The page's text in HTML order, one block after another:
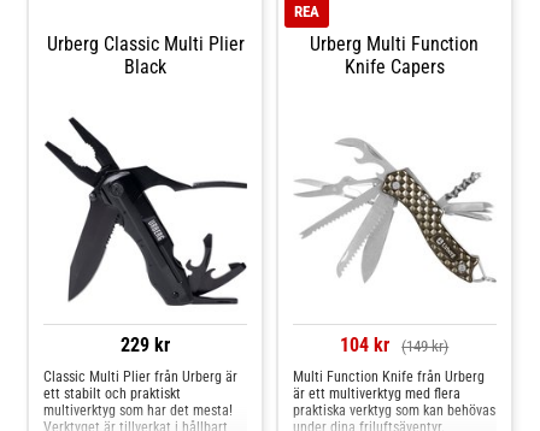
Urberg Classic Multi Plier
Black
229 kr
Classic Multi Plier från Urberg är
ett stabilt och praktiskt
multiverktyg som har det mesta!
Urberg Multi Function
Knife Capers
REA
104 kr (149 kr)
Multi Function Knife från Urberg
är ett multiverktyg med flera
praktiska verktyg som kan behövas